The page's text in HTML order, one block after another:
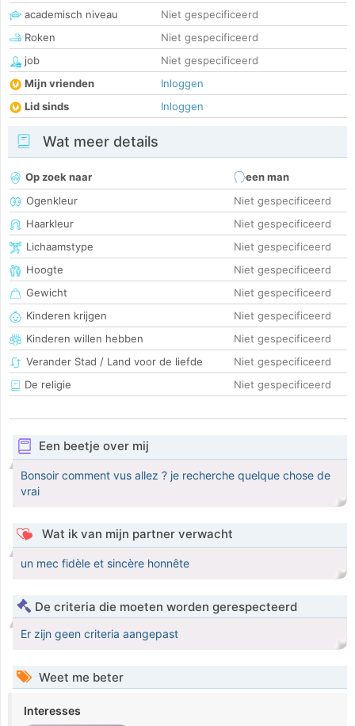
academisch niveau
Niet gespecificeerd
Roken
Niet gespecificeerd
job
Niet gespecificeerd
Mijn vrienden
Inloggen
Lid sinds
Inloggen
Wat meer details
Op zoek naar
een man
Ogenkleur
Niet gespecificeerd
Haarkleur
Niet gespecificeerd
Lichaamstype
Niet gespecificeerd
Hoogte
Niet gespecificeerd
Gewicht
Niet gespecificeerd
Kinderen krijgen
Niet gespecificeerd
Kinderen willen hebben
Niet gespecificeerd
Verander Stad / Land voor de liefde
Niet gespecificeerd
De religie
Niet gespecificeerd
Een beetje over mij
Bonsoir comment vus allez ? je recherche quelque chose de
vrai
Wat ik van mijn partner verwacht
un mec fidèle et sincère honnête
De criteria die moeten worden gerespecteerd
Er zijn geen criteria aangepast
Weet me beter
Interesses